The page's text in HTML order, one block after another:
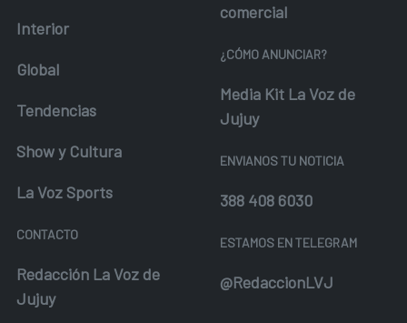
Interior
Global
Tendencias
Show y Cultura
La Voz Sports
CONTACTO
Redacción La Voz de
Jujuy
comercial
¿CÓMO ANUNCIAR?
Media Kit La Voz de
Jujuy
ENVIANOS TU NOTICIA
388 408 6030
ESTAMOS EN TELEGRAM
@RedaccionLVJ